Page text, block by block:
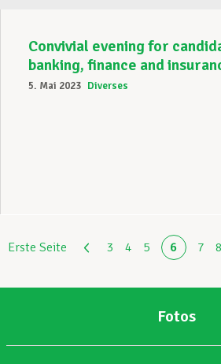
Convivial evening for
banking, finance and
5. Mai 2023 Diverses
Erste Seite 3 4 5 6 7 8
Fotos